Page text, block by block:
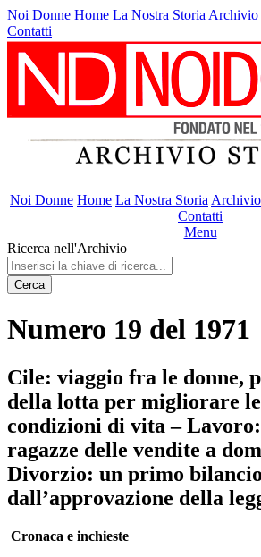
Noi Donne Home La Nostra Storia Archivio
Contatti
Noi Donne Home La Nostra Storia Archivio
Contatti
Menu
Ricerca nell'Archivio
Cerca
Numero 19 del 1971
Cile: viaggio fra le donne,
della lotta per migliorare
condizioni di vita –
ragazze delle vendite a
Divorzio: un primo
dall’approvazione della
Cronaca e inchieste